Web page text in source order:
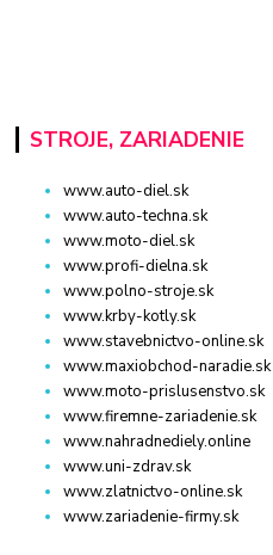
STROJE, ZARIADENIE
www.auto-diel.sk
www.auto-techna.sk
www.moto-diel.sk
www.profi-dielna.sk
www.polno-stroje.sk
www.krby-kotly.sk
www.stavebnictvo-online.sk
www.maxiobchod-naradie.sk
www.moto-prislusenstvo.sk
www.firemne-zariadenie.sk
www.nahradnediely.online
www.uni-zdrav.sk
www.zlatnictvo-online.sk
www.zariadenie-firmy.sk